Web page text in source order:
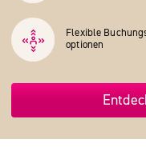
Flexible
optionen